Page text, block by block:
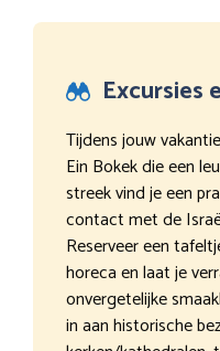
Excursies
Tijdens jouw
Ein Bokek die een
streek vind je een
contact met de
Reserveer een
horeca en laat je
onvergetelijke
in aan historische